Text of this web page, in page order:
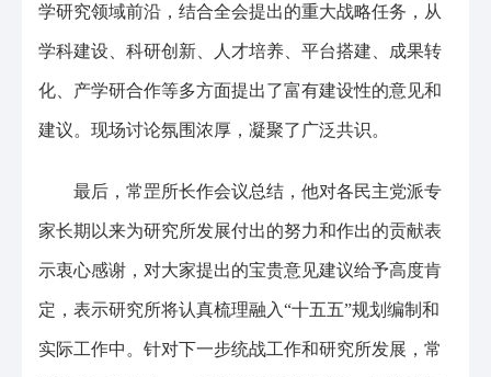
学研究领域前沿，结合全会提出的重大战略任务，从
学科建设、科研创新、人才培养、平台搭建、成果转
化、产学研合作等多方面提出了富有建设性的意见和
建议。现场讨论氛围浓厚，凝聚了广泛共识。
最后，常罡所长作会议总结，他对各民主党派专
家长期以来为研究所发展付出的努力和作出的贡献表
示衷心感谢，对大家提出的宝贵意见建议给予高度肯
定，表示研究所将认真梳理融入“十五五”规划编制和
实际工作中。针对下一步统战工作和研究所发展，常